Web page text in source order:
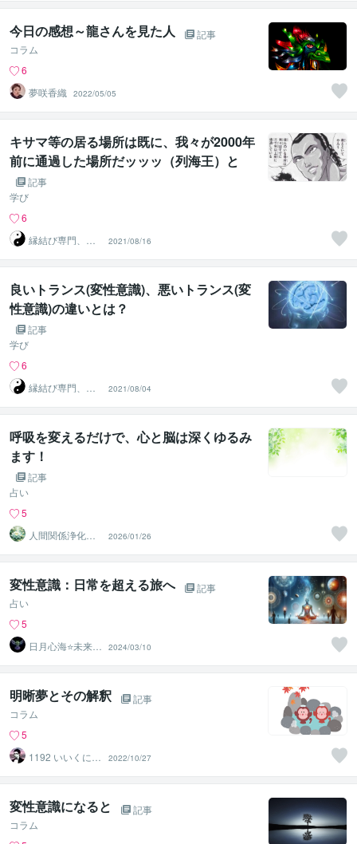
今日の感想～龍さんを見た人
記事
コラム
6
夢咲香織
2022/05/05
キサマ等の居る場所は既に、我々が2000年
前に通過した場所だッッッ（列海王）と
は、言いませんが…
記事
学び
6
縁結び専門、気
功師コーチ「シ
ンクウ」
2021/08/16
良いトランス(変性意識)、悪いトランス(変
性意識)の違いとは？
記事
学び
6
縁結び専門、気
功師コーチ「シ
ンクウ」
2021/08/04
呼吸を変えるだけで、心と脳は深くゆるみ
ます！
記事
占い
5
人間関係浄化気
功師Luna
2026/01/26
変性意識：日常を超える旅へ
記事
占い
5
日月心海⭐未来灯
火
2024/03/10
明晰夢とその解釈
記事
コラム
5
1192 いいくに
つく郎
2022/10/27
変性意識になると
記事
コラム